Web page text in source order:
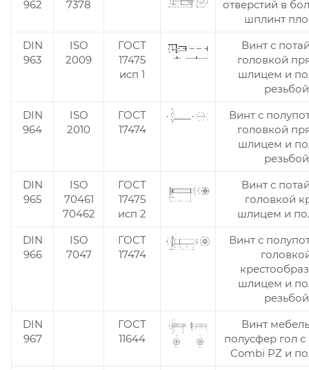
962
7378
отверстий в
шплинт
DIN
963
ISO
2009
ГОСТ
17475
исп 1
Винт с
головкой
шлицем и
резьбой
DIN
964
ISO
2010
ГОСТ
17474
Винт с
головкой
шлицем и
резьбой
DIN
965
ISO
70461
70462
ГОСТ
17475
исп 2
Винт с
головкой
шлицем и
DIN
966
ISO
7047
ГОСТ
17474
Винт с
шлицем и
резьбой
DIN
967
ГОСТ
11644
Винт
полусфер гол
Combi PZ и